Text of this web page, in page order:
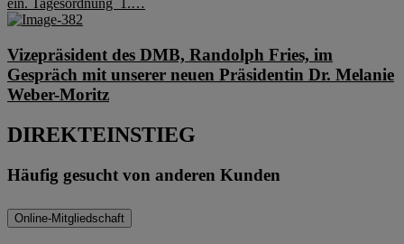
ein. Tagesordnung 1.…
Vizepräsident des DMB, Randolph Fries, im
Gespräch mit unserer neuen Präsidentin Dr. Melanie
Weber-Moritz
DIREKTEINSTIEG
Häufig gesucht von anderen Kunden
Online-Mitgliedschaft